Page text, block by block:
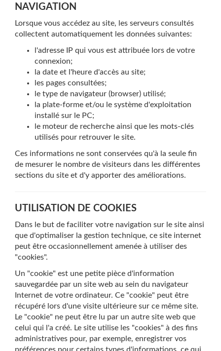
NAVIGATION
Lorsque vous accédez au site, les serveurs consultés
collectent automatiquement les données suivantes:
l'adresse IP qui vous est attribuée lors de votre
connexion;
la date et l'heure d'accès au site;
les pages consultées;
le type de navigateur (browser) utilisé;
la plate-forme et/ou le système d'exploitation
installé sur le PC;
le moteur de recherche ainsi que les mots-clés
utilisés pour retrouver le site.
Ces informations ne sont conservées qu'à la seule fin
de mesurer le nombre de visiteurs dans les différentes
sections du site et d'y apporter des améliorations.
UTILISATION DE COOKIES
Dans le but de faciliter votre navigation sur le site ainsi
que d'optimaliser la gestion technique, ce site internet
peut être occasionnellement amenée à utiliser des
"cookies".
Un "cookie" est une petite pièce d'information
sauvegardée par un site web au sein du navigateur
Internet de votre ordinateur. Ce "cookie" peut être
récupéré lors d'une visite ultérieure sur ce même site.
Le "cookie" ne peut être lu par un autre site web que
celui qui l'a créé. Le site utilise les "cookies" à des fins
administratives pour, par exemple, enregistrer vos